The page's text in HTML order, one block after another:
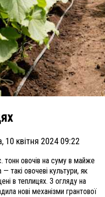
10 квітня 2024 09:22
тонн овочів на суму в майже
такі овочеві культури, як
в теплицях. З огляду на
нові механізми грантової